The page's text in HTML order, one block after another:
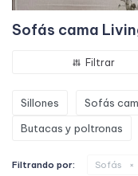
Sofás cama
Sillones Sofás
Butacas y poltronas
Filtrando por: Sofás